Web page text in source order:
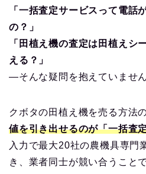
「一括査定サービスって電話
の？」
「田植え機の査定は田植えシ
える？」
—そんな疑問を抱えていませ
クボタの田植え機を売る方法
値を引き出せるのが「一括査
入力で最大20社の農機具専門
き、業者同士が競い合うこと